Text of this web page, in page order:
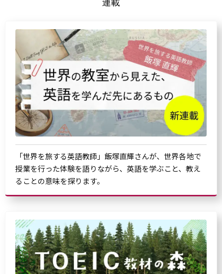
連載
「世界を旅する英語教師」飯塚直輝さんが、世界各地で
授業を行った体験を語りながら、英語を学ぶこと、教え
ることの意味を探ります。